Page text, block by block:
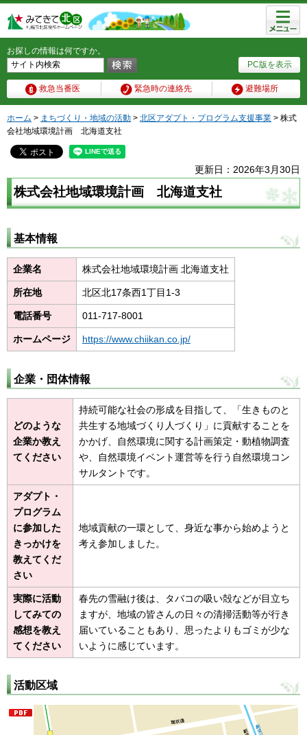
PC版を表示
お探しの情報は何ですか。
救急当番医 緊急時の連絡先 避難場所
メニュ
ー
ホーム > まちづくり・地域の活動 > 北区アダプト・プログラム支援事業 > 株式
会社地域環境計画 北海道支社
更新日：2026年3月30日
株式会社地域環境計画 北海道支社
基本情報
企業名 株式会社地域環境計画 北海道支社
所在地 北区北17条西1丁目1-3
電話番号 011-717-8001
ホームページ https://www.chiikan.co.jp/
企業・団体情報
どのような
企業か教え
てください
持続可能な社会の形成を目指して、「生きものと
共生する地域づくり人づくり」に貢献することを
かかげ、自然環境に関する計画策定・動植物調査
や、自然環境イベント運営等を行う自然環境コン
サルタントです。
アダプト・
プログラム
に参加した
きっかけを
教えてくだ
さい
地域貢献の一環として、身近な事から始めようと
考え参加しました。
実際に活動
してみての
感想を教え
てください
春先の雪融け後は、タバコの吸い殻などが目立ち
ますが、地域の皆さんの日々の清掃活動等が行き
届いていることもあり、思ったよりもゴミが少な
いように感じています。
活動区域